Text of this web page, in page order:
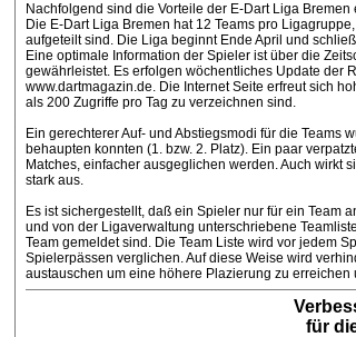
Nachfolgend sind die Vorteile der E-Dart Liga Bremen
Die E-Dart Liga Bremen hat 12 Teams pro
aufgeteilt sind. Die Liga beginnt Ende April und
Eine optimale Information der Spieler ist über die
gewährleistet. Es erfolgen wöchentliches Update der
www.dartmagazin.de. Die Internet Seite erfreut sich
als 200 Zugriffe pro Tag zu verzeichnen sind.
Ein gerechterer Auf- und Abstiegsmodi für die Teams
behaupten konnten (1. bzw. 2. Platz). Ein paar
Matches, einfacher ausgeglichen werden. Auch wirkt
stark aus.
Es ist sichergestellt, daß ein Spieler nur für ein Team
und von der Ligaverwaltung unterschriebene
Team gemeldet sind. Die Team Liste wird vor jedem
Spielerpässen verglichen. Auf diese Weise wird
austauschen um eine höhere Plazierung zu
für